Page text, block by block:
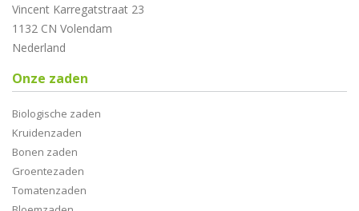
Vincent Karregatstraat 23
1132 CN Volendam
Nederland
Onze zaden
Biologische zaden
Kruidenzaden
Bonen zaden
Groentezaden
Tomatenzaden